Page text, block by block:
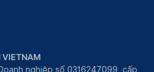
VIETNAM
nghiệp số 0316247099, cấp